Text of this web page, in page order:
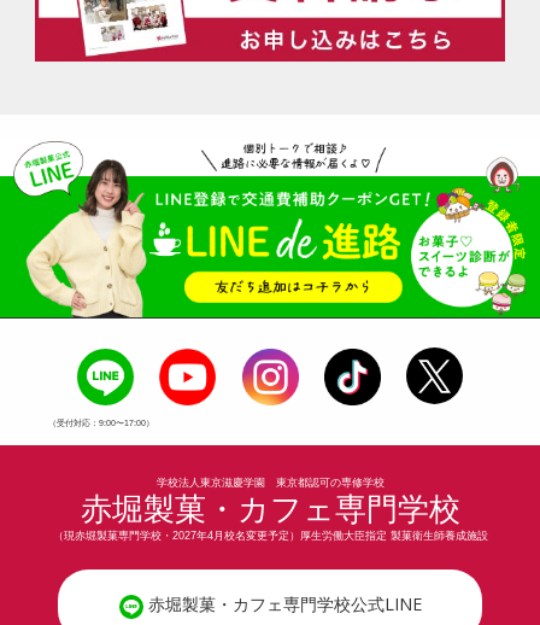
（受付対応：9:00〜17:00）
学校法人東京滋慶学園 東京都認可の専修学校
赤堀製菓・カフェ専門学校
（現赤堀製菓専門学校・2027年4月校名変更予定）厚生労働大臣指定 製菓衛生師養成施設
赤堀製菓・カフェ専門学校公式LINE